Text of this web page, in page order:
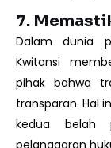
7.
Dalam dunia
Kwitansi
pihak bahwa
transparan. Hal
kedua belah